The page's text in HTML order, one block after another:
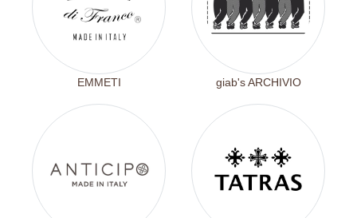
EMMETI giab's ARCHIVIO